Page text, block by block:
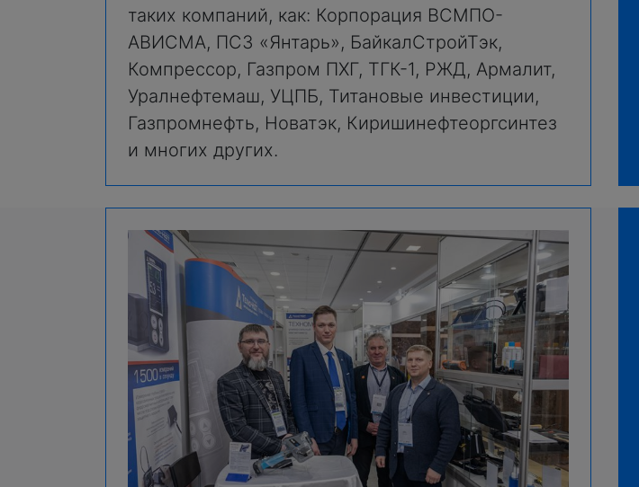
таких компаний, как: Корпорация ВСМПО-
АВИСМА, ПСЗ «Янтарь», БайкалСтройТэк,
Компрессор, Газпром ПХГ, ТГК-1, РЖД, Армалит,
Уралнефтемаш, УЦПБ, Титановые инвестиции,
Газпромнефть, Новатэк, Киришинефтеоргсинтез
и многих других.